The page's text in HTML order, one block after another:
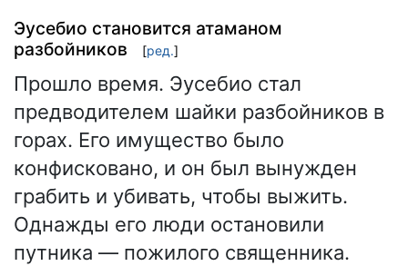
Эусебио становится атаманом
разбойников
[ред.]
Прошло время. Эусебио стал
предводителем шайки разбойников в
горах. Его имущество было
конфисковано, и он был вынужден
грабить и убивать, чтобы выжить.
Однажды его люди остановили
путника — пожилого священника.